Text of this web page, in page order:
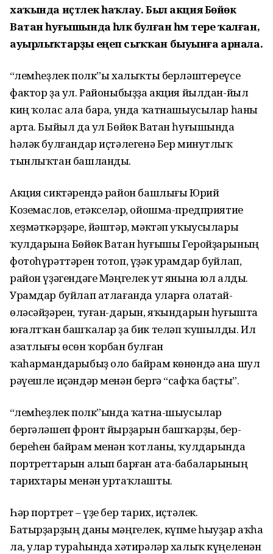
хаҡында иҫтәлек һаҡлау. Был акция Бөйөк
Ватан һуғышында һәләк булған һәм тере ҡалған,
ауырлыҡтарҙы еңеп сыҡҡан быуынға арнала.
“Үлемһеҙлек полк”ы халыҡты берләштереүсе
фактор ҙа ул. Районыбыҙҙа акция йылдан-йыл
киң ҡолас ала бара, унда ҡатнашыусылар һаны
арта. Быйыл да ул Бөйөк Ватан һуғышында
һәләк булғандар иҫтәлегенә Бер минутлыҡ
тынлыҡтан башланды.
Акция сиктәрендә район башлығы Юрий
Коземаслов, етәкселәр, ойошма-предприятие
хеҙмәткәрҙәре, йәштәр, мәктәп уҡыусылары
ҡулдарына Бөйөк Ватан һуғышы Геройҙарының
фотоһүрәттәрен тотоп, үҙәк урамдар буйлап,
район үҙәгендәге Мәңгелек ут янына юл алды.
Урамдар буйлап атлағанда уларға олатай-
өләсәйҙәрен, туған-дарын, яҡындарын һуғышта
юғалтҡан башҡалар ҙа бик теләп ҡушылды. Ил
азатлығы өсөн ҡорбан булған
ҡаһармандарыбыҙ оло байрам көнөндә ана шул
рәүешле иҫәндәр менән бергә “сафҡа баҫты”.
“Үлемһеҙлек полк”ында ҡатна-шыусылар
бергәләшеп фронт йырҙарын башҡарҙы, бер-
береһен байрам менән ҡотланы, ҡулдарында
портреттарын алып барған ата-бабаларының
тарихтары менән уртаҡлашты.
Һәр портрет – үҙе бер тарих, иҫтәлек.
Батырҙарҙың даны мәңгелек, күпме һыуҙар аҡһа
ла, улар тураһында хәтирәләр халыҡ күңеленән